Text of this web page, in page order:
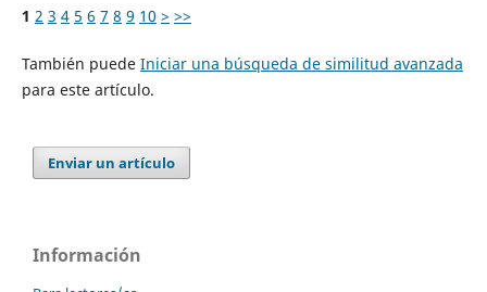
1 2 3 4 5 6 7 8 9 10 > >>
También puede Iniciar una búsqueda de similitud avanzada
para este artículo.
Enviar un artículo
Información